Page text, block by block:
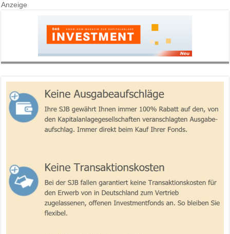
Anzeige